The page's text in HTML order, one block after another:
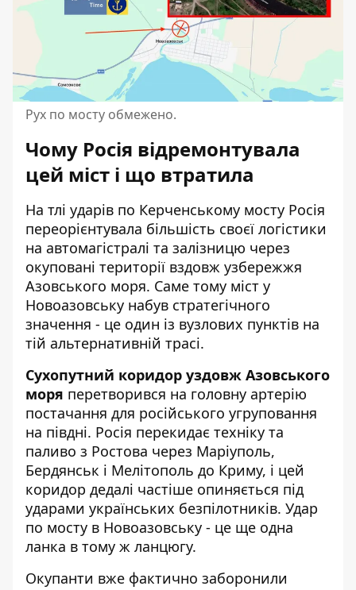
Рух по мосту обмежено.
Чому Росія відремонтувала
цей міст і що втратила
На тлі ударів по Керченському мосту Росія
переорієнтувала більшість своєї логістики
на автомагістралі та залізницю через
окуповані території вздовж узбережжя
Азовського моря. Саме тому міст у
Новоазовську набув стратегічного
значення - це один із вузлових пунктів на
тій альтернативній трасі.
Сухопутний коридор уздовж Азовського
моря перетворився на головну артерію
постачання для російського угруповання
на півдні. Росія перекидає техніку та
паливо з Ростова через Маріуполь,
Бердянськ і Мелітополь до Криму, і цей
коридор дедалі частіше опиняється під
ударами українських безпілотників. Удар
по мосту в Новоазовську - це ще одна
ланка в тому ж ланцюгу.
Окупанти вже фактично заборонили